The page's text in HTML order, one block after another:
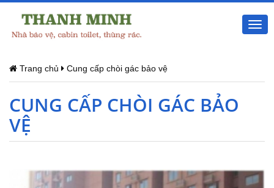
Trang chủ Cung cấp chòi gác bảo vệ
CUNG CẤP CHÒI GÁC BẢO
VỆ